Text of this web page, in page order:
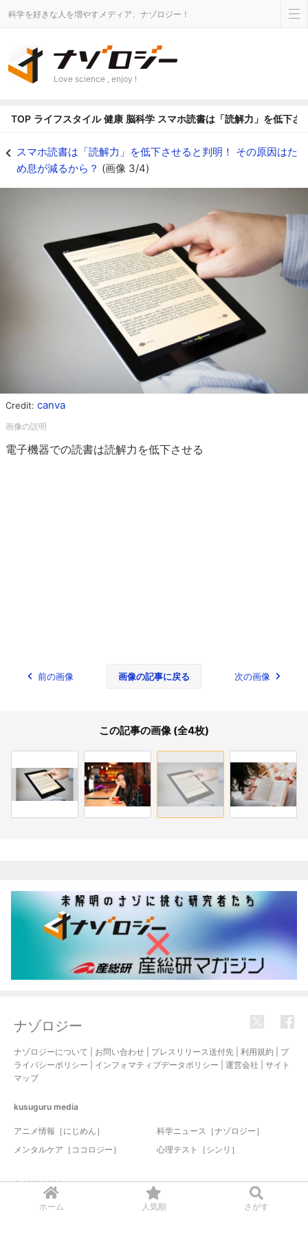
ホーム 人気順 さがす
科学を好きな人を増やすメディア、ナゾロジー！
Love science , enjoy !
TOP ライフスタイル 健康 脳科学 スマホ読書は「読解力」を低下さ
スマホ読書は「読解力」を低下させると判明！ その原因はた
め息が減るから？ (画像 3/4)
Credit: canva
電子機器での読書は読解力を低下させる
前の画像 画像の記事に戻る 次の画像
この記事の画像 (全4枚)
ナゾロジー
ナゾロジーについて お問い合わせ プレスリリース送付先 利用規約
プ
ライバシーポリシー
インフォマティブデータポリシー 運営会社
サイト
マップ
kusuguru media
アニメ情報［にじめん］
科学ニュース［ナゾロジー］
メンタルケア［ココロジー］
心理テスト［シンリ］
© 2017-2026 nazology. all rights reserved.